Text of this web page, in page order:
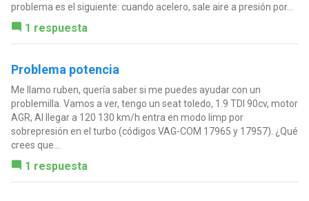
problema es el siguiente: cuando acelero, sale aire a presión por...
1 respuesta
Problema potencia
Me llamo ruben, quería saber si me puedes ayudar con un
problemilla. Vamos a ver, tengo un seat toledo, 1.9 TDI 90cv, motor
AGR, Al llegar a 120 130 km/h entra en modo limp por
sobrepresión en el turbo (códigos VAG-COM 17965 y 17957). ¿Qué
crees que...
1 respuesta